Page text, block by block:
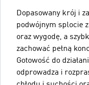
Dopasowany krój i
podwójnym splocie
oraz wygodę, a
zachować pełną
Gotowość do
odprowadza i